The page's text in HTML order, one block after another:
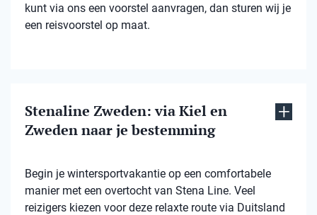
kunt via ons een voorstel aanvragen, dan sturen wij je
een reisvoorstel op maat.
Stenaline Zweden: via Kiel en
Zweden naar je bestemming
Begin je wintersportvakantie op een comfortabele
manier met een overtocht van Stena Line. Veel
reizigers kiezen voor deze relaxte route via Duitsland